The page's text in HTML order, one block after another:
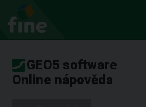
GEO5 software
Online nápověda